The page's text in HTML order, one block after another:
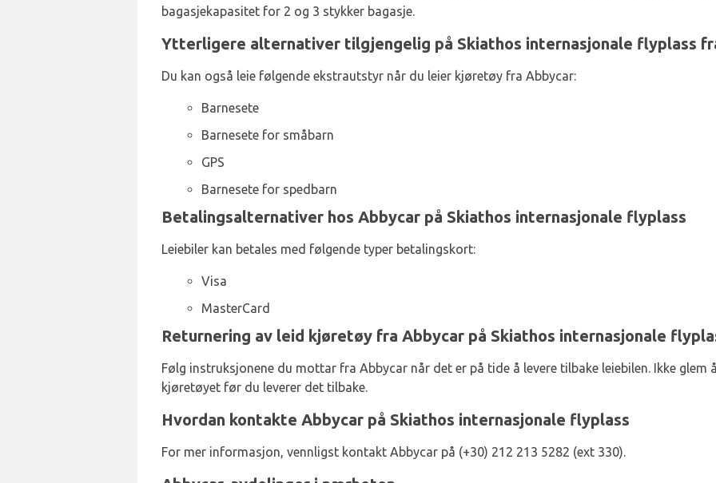
bagasjekapasitet for 2 og 3 stykker bagasje.
Ytterligere alternativer tilgjengelig på Skiathos internasjonale flyplass
Du kan også leie følgende ekstrautstyr når du leier kjøretøy fra Abbycar:
Barnesete
Barnesete for småbarn
GPS
Barnesete for spedbarn
Betalingsalternativer hos Abbycar på Skiathos internasjonale flyplass
Leiebiler kan betales med følgende typer betalingskort:
Visa
MasterCard
Returnering av leid kjøretøy fra Abbycar på Skiathos internasjonale
Følg instruksjonene du mottar fra Abbycar når det er på tide å levere tilbake leiebilen. Ikke glem
kjøretøyet før du leverer det tilbake.
Hvordan kontakte Abbycar på Skiathos internasjonale flyplass
For mer informasjon, vennligst kontakt Abbycar på (+30) 212 213 5282 (ext 330).